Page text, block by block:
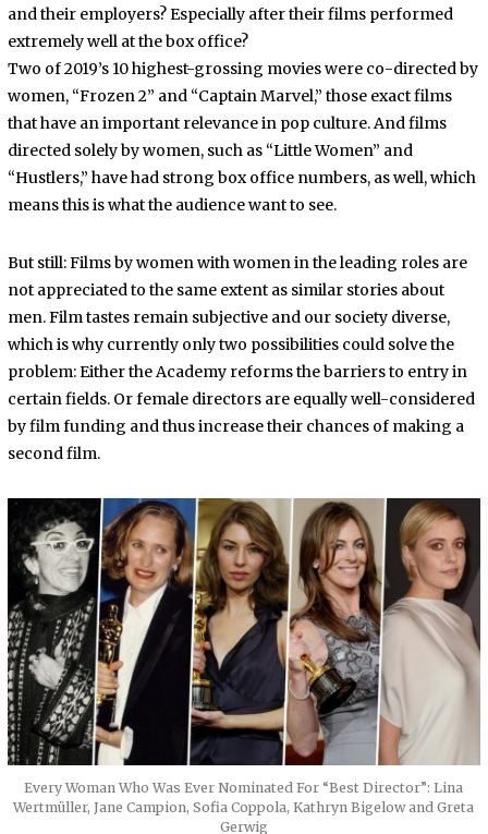
and their employers? Especially after their films performed
extremely well at the box office?
Two of 2019’s 10 highest-grossing movies were co-directed by
women, “Frozen 2” and “Captain Marvel,” those exact films
that have an important relevance in pop culture. And films
directed solely by women, such as “Little Women” and
“Hustlers,” have had strong box office numbers, as well, which
means this is what the audience want to see.
But still: Films by women with women in the leading roles are
not appreciated to the same extent as similar stories about
men. Film tastes remain subjective and our society diverse,
which is why currently only two possibilities could solve the
problem: Either the Academy reforms the barriers to entry in
certain fields. Or female directors are equally well-considered
by film funding and thus increase their chances of making a
second film.
Every Woman Who Was Ever Nominated For “Best Director”: Lina
Wertmüller, Jane Campion, Sofia Coppola, Kathryn Bigelow and Greta
Gerwig